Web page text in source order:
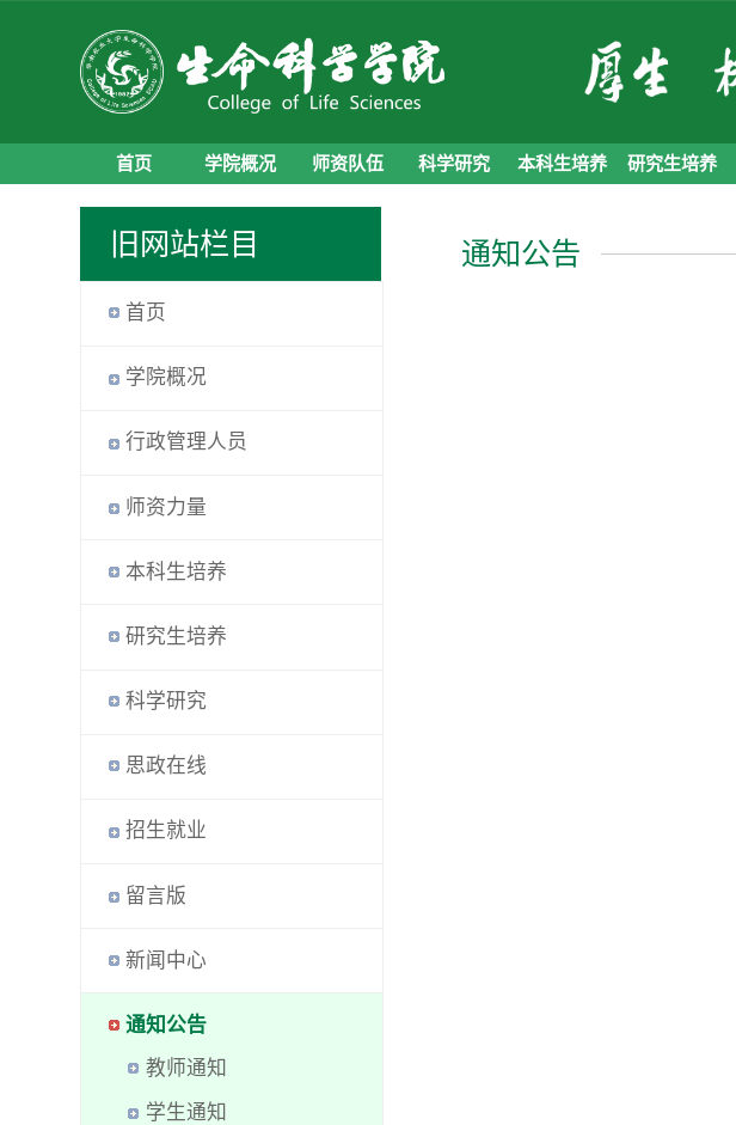
首页 学院概况 师资队伍 科学研究 本科生培养 研究生培养
旧网站栏目
首页
学院概况
行政管理人员
师资力量
本科生培养
研究生培养
科学研究
思政在线
招生就业
留言版
新闻中心
通知公告
教师通知
学生通知
通知公告